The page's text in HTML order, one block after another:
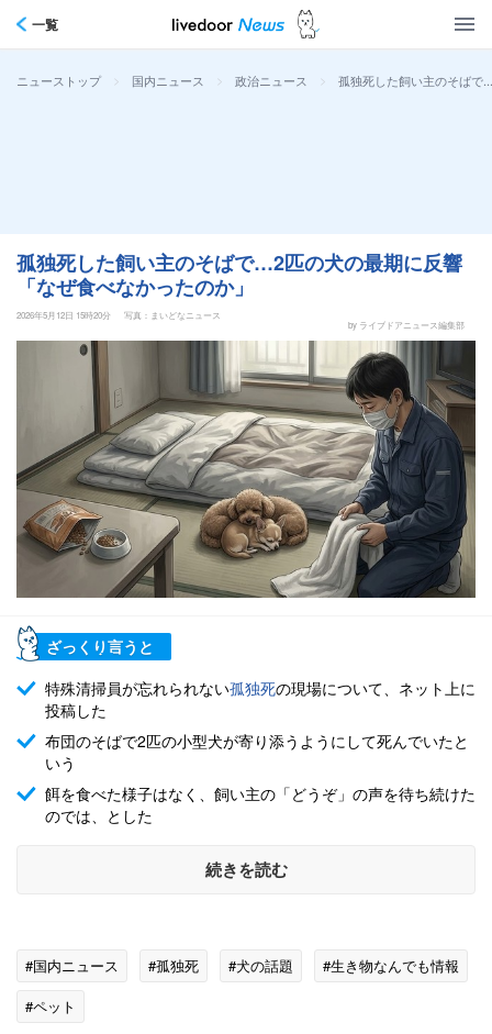
一覧
ニューストップ > 国内ニュース > 政治ニュース > 孤独死した飼い主のそばで
孤独死した飼い主のそばで…2匹の犬の最期に反響
「なぜ食べなかったのか」
2026年5月12日 15時20分
写真：まいどなニュース
by ライブドアニュース編集部
ざっくり言うと
特殊清掃員が忘れられない孤独死の現場について、ネット上に
投稿した
布団のそばで2匹の小型犬が寄り添うようにして死んでいたと
いう
餌を食べた様子はなく、飼い主の「どうぞ」の声を待ち続けた
のでは、とした
続きを読む
#国内ニュース #孤独死 #犬の話題
#生き物なんでも情報
#ペット